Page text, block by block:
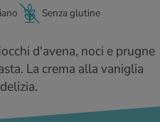
Senza glutine
d'avena, noci e prugne
La crema alla vaniglia